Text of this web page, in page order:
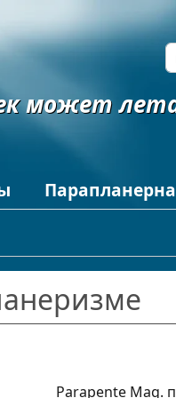
может
Parapente Mag.